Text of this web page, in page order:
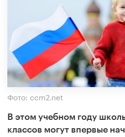
Фото: ccm2.net
В этом учебном году
классов могут впервые